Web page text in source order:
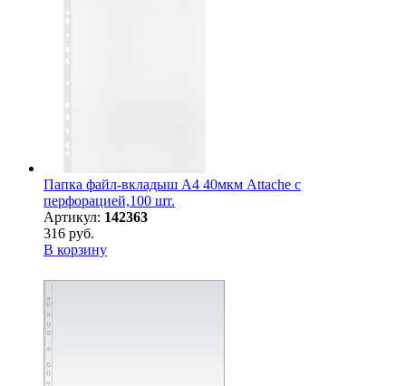
Папка файл-вкладыш А4 40мкм Attache с
перфорацией,100 шт.
Артикул: 142363
316 руб.
В корзину